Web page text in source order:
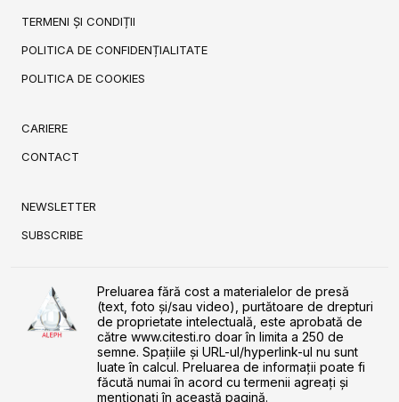
TERMENI ȘI CONDIȚII
POLITICA DE CONFIDENȚIALITATE
POLITICA DE COOKIES
CARIERE
CONTACT
NEWSLETTER
SUBSCRIBE
Preluarea fără cost a materialelor de presă
(text, foto și/sau video), purtătoare de drepturi
de proprietate intelectuală, este aprobată de
către www.citesti.ro doar în limita a 250 de
semne. Spaţiile şi URL-ul/hyperlink-ul nu sunt
luate în calcul. Preluarea de informaţii poate fi
făcută numai în acord cu termenii agreaţi şi
menţionaţi în această pagină.